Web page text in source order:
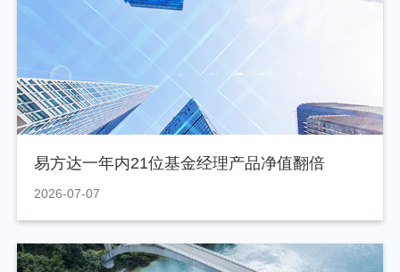
易方达一年内21位基金经理产品净值翻倍
2026-07-07